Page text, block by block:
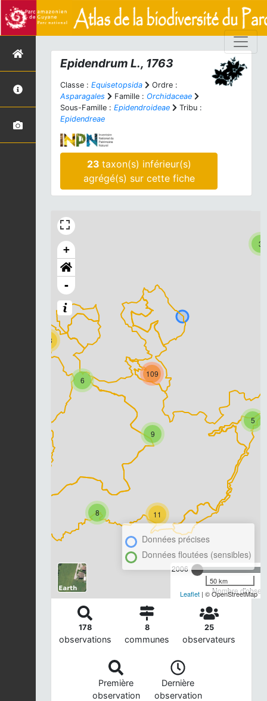
Epidendrum L., 1763
Classe : Equisetopsida
Ordre :
Asparagales
Famille : Orchidaceae
Sous-Famille : Epidendroideae
Tribu :
Epidendreae
23 taxon(s) inférieur(s)
agrégé(s) sur cette fiche
3
5
8 11
6
18
9
109
+
-
2006
Nombre
Données précises
Données floutées (sensibles)
50 km
Leaflet | © OpenStreetMap
178
observations
8
communes
25
observateurs
Première
observation
Dernière
observation